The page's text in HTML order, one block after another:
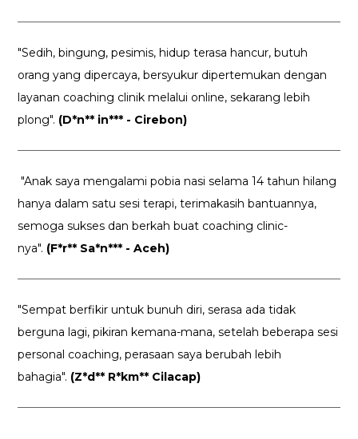
"Sedih, bingung, pesimis, hidup terasa hancur, butuh
orang yang dipercaya, bersyukur dipertemukan dengan
layanan coaching clinik melalui online, sekarang lebih
plong". (D*n** in*** - Cirebon)
"Anak saya mengalami pobia nasi selama 14 tahun hilang
hanya dalam satu sesi terapi, terimakasih bantuannya,
semoga sukses dan berkah buat coaching clinic-
nya". (F*r** Sa*n*** - Aceh)
"Sempat berfikir untuk bunuh diri, serasa ada tidak
berguna lagi, pikiran kemana-mana, setelah beberapa sesi
personal coaching, perasaan saya berubah lebih
bahagia". (Z*d** R*km** Cilacap)